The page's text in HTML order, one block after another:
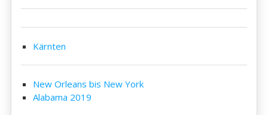
Kärnten
New Orleans bis New York
Alabama 2019